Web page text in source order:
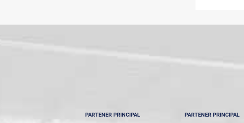
PARTENER PRINCIPAL PARTENER PRINCIPAL